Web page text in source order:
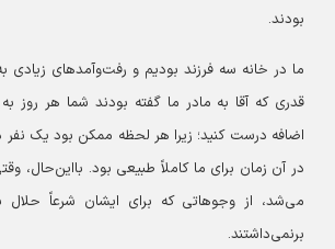
بودند.
ما در خانه سه فرزند بودیم و رفت‌وآمدهای زیادی
قدری که آقا به مادر ما گفته بودند شما هر روز به
اضافه‌ درست کنید؛ زیرا هر لحظه ممکن بود یک نفر در
در آن زمان برای ما کاملاً طبیعی بود. بااین‌حال،
می‌شد، از وجوهاتی که برای ایشان شرعاً حلال
برنمی‌داشتند.